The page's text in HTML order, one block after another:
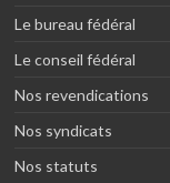
Le bureau fédéral
Le conseil fédéral
Nos revendications
Nos syndicats
Nos statuts